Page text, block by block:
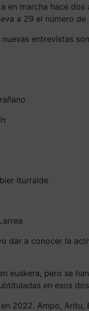
en marcha hace
a 29 el número
entrevistas
Iturralde
dar a conocer la
euskera, pero se
en esos
2022. Ampo, Aritu,